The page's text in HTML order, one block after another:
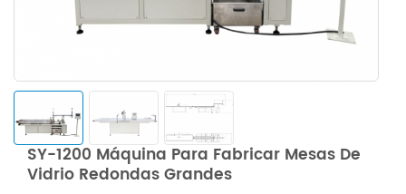
SY-1200 Máquina Para Fabricar Mesas De
Vidrio Redondas Grandes